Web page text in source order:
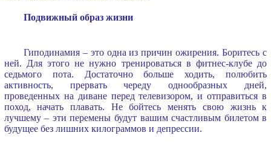
Подвижный образ жизни
Гиподинамия – это одна из причин ожирения. Боритесь с
ней. Для этого не нужно тренироваться в фитнес-клубе до
седьмого пота. Достаточно больше ходить, полюбить
активность, прервать череду однообразных дней,
проведенных на диване перед телевизором, и отправиться в
поход, начать плавать. Не бойтесь менять свою жизнь к
лучшему – эти перемены будут вашим счастливым билетом в
будущее без лишних килограммов и депрессии.